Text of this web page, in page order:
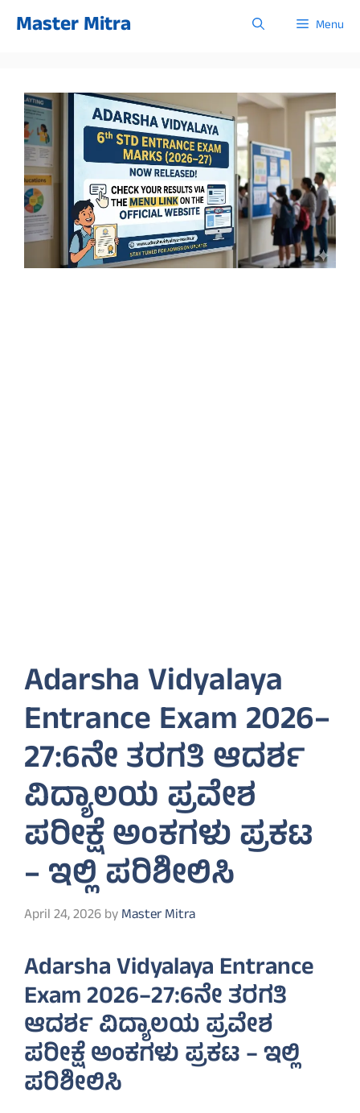
Master Mitra Menu
Adarsha Vidyalaya
Entrance Exam 2026–
27:6ನೇ ತರಗತಿ ಆದರ್ಶ
ವಿದ್ಯಾಲಯ ಪ್ರವೇಶ
ಪರೀಕ್ಷೆ ಅಂಕಗಳು ಪ್ರಕಟ
– ಇಲ್ಲಿ ಪರಿಶೀಲಿಸಿ
April 24, 2026byMaster Mitra
Adarsha Vidyalaya Entrance
Exam 2026–27:6ನೇ ತರಗತಿ
ಆದರ್ಶ ವಿದ್ಯಾಲಯ ಪ್ರವೇಶ
ಪರೀಕ್ಷೆ ಅಂಕಗಳು ಪ್ರಕಟ – ಇಲ್ಲಿ
ಪರಿಶೀಲಿಸಿ